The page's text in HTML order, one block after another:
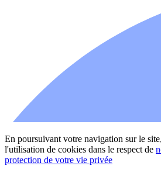
En poursuivant votre navigation sur le
l'utilisation de cookies dans le respect de
protection de votre vie privée